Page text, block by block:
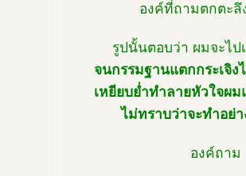
องค์ที่ถามตกตะลึ
รูปนั้นตอบว่า ผมจะไป
จนกรรมฐานแตกกระเจิ
เหยียบย่ำทำลายหัวใจผ
ไม่ทราบว่าจะทำอย่
องค์ถาม